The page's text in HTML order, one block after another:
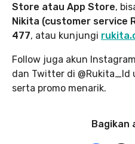
Store atau App Store,
Nikita (customer service
477, atau kunjungi
Follow juga akun
dan Twitter di
serta promo menarik.
Bagikan